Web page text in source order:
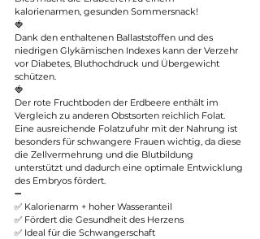
kalorienarmen, gesunden Sommersnack!
🍓
Dank den enthaltenen Ballaststoffen und des
niedrigen Glykämischen Indexes kann der Verzehr
vor Diabetes, Bluthochdruck und Übergewicht
schützen.
🍓
Der rote Fruchtboden der Erdbeere enthält im
Vergleich zu anderen Obstsorten reichlich Folat.
Eine ausreichende Folatzufuhr mit der Nahrung ist
besonders für schwangere Frauen wichtig, da diese
die Zellvermehrung und die Blutbildung
unterstützt und dadurch eine optimale Entwicklung
des Embryos fördert.
➖
✅ Kalorienarm + hoher Wasseranteil
✅ Fördert die Gesundheit des Herzens
✅ Ideal für die Schwangerschaft